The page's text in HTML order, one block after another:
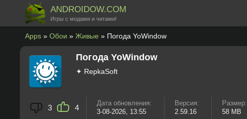
ANDROIDOW.COM
Игры с модами и читами!
Apps » Обои » Живые » Погода YoWindow
Погода YoWindow
✦ RepkaSoft
3 4
Дата обновления:
3-08-2026, 13:55
Версия:
2.59.16
Размер:
58 MB